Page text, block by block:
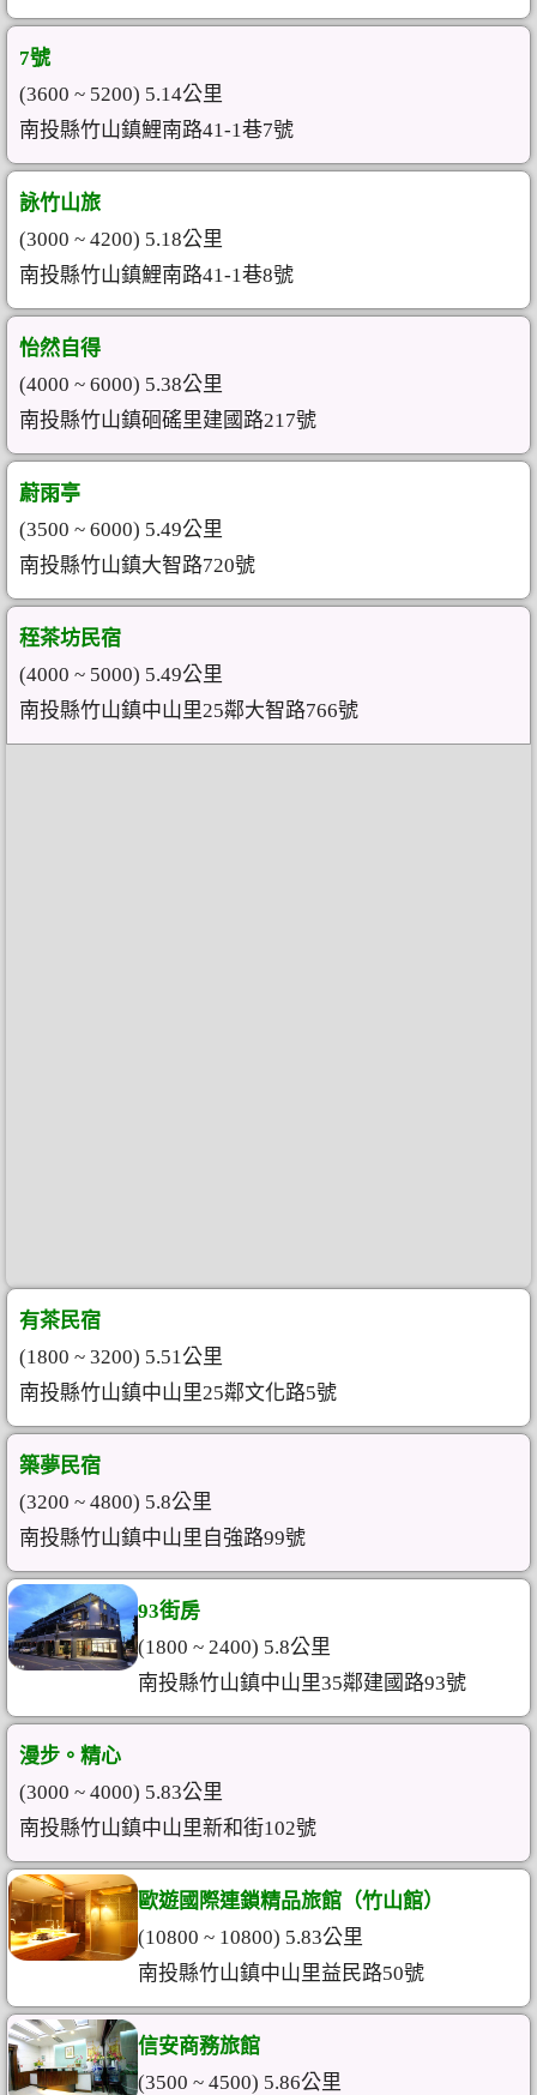
7號
(3600 ~ 5200) 5.14公里
南投縣竹山鎮鯉南路41-1巷7號
詠竹山旅
(3000 ~ 4200) 5.18公里
南投縣竹山鎮鯉南路41-1巷8號
怡然自得
(4000 ~ 6000) 5.38公里
南投縣竹山鎮硘磘里建國路217號
蔚雨亭
(3500 ~ 6000) 5.49公里
南投縣竹山鎮大智路720號
秷茶坊民宿
(4000 ~ 5000) 5.49公里
南投縣竹山鎮中山里25鄰大智路766號
有茶民宿
(1800 ~ 3200) 5.51公里
南投縣竹山鎮中山里25鄰文化路5號
築夢民宿
(3200 ~ 4800) 5.8公里
南投縣竹山鎮中山里自強路99號
93街房
(1800 ~ 2400) 5.8公里
南投縣竹山鎮中山里35鄰建國路93號
漫步。精心
(3000 ~ 4000) 5.83公里
南投縣竹山鎮中山里新和街102號
歐遊國際連鎖精品旅館（竹山館）
(10800 ~ 10800) 5.83公里
南投縣竹山鎮中山里益民路50號
信安商務旅館
(3500 ~ 4500) 5.86公里